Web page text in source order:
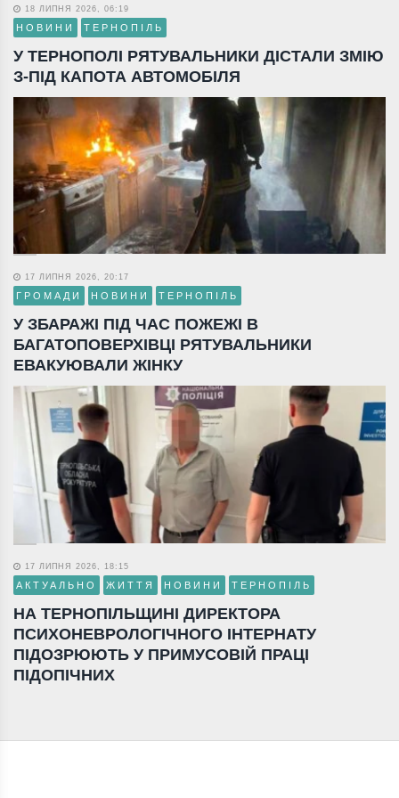
18 ЛИПНЯ 2026, 06:19
НОВИНИ ТЕРНОПІЛЬ
У ТЕРНОПОЛІ РЯТУВАЛЬНИКИ ДІСТАЛИ ЗМІЮ
З-ПІД КАПОТА АВТОМОБІЛЯ
17 ЛИПНЯ 2026, 20:17
ГРОМАДИ НОВИНИ ТЕРНОПІЛЬ
У ЗБАРАЖІ ПІД ЧАС ПОЖЕЖІ В
БАГАТОПОВЕРХІВЦІ РЯТУВАЛЬНИКИ
ЕВАКУЮВАЛИ ЖІНКУ
17 ЛИПНЯ 2026, 18:15
АКТУАЛЬНО ЖИТТЯ НОВИНИ ТЕРНОПІЛЬ
НА ТЕРНОПІЛЬЩИНІ ДИРЕКТОРА
ПСИХОНЕВРОЛОГІЧНОГО ІНТЕРНАТУ
ПІДОЗРЮЮТЬ У ПРИМУСОВІЙ ПРАЦІ
ПІДОПІЧНИХ